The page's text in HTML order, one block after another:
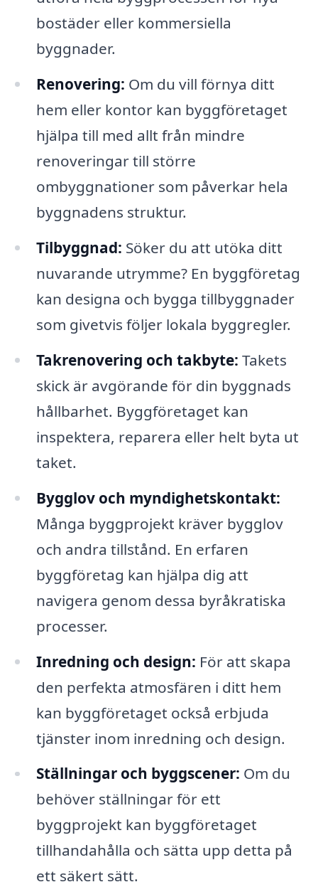
bostäder eller kommersiella
byggnader.
Renovering: Om du vill förnya ditt
hem eller kontor kan byggföretaget
hjälpa till med allt från mindre
renoveringar till större
ombyggnationer som påverkar hela
byggnadens struktur.
Tilbyggnad: Söker du att utöka ditt
nuvarande utrymme? En byggföretag
kan designa och bygga tillbyggnader
som givetvis följer lokala byggregler.
Takrenovering och takbyte: Takets
skick är avgörande för din byggnads
hållbarhet. Byggföretaget kan
inspektera, reparera eller helt byta ut
taket.
Bygglov och myndighetskontakt:
Många byggprojekt kräver bygglov
och andra tillstånd. En erfaren
byggföretag kan hjälpa dig att
navigera genom dessa byråkratiska
processer.
Inredning och design: För att skapa
den perfekta atmosfären i ditt hem
kan byggföretaget också erbjuda
tjänster inom inredning och design.
Ställningar och byggscener: Om du
behöver ställningar för ett
byggprojekt kan byggföretaget
tillhandahålla och sätta upp detta på
ett säkert sätt.